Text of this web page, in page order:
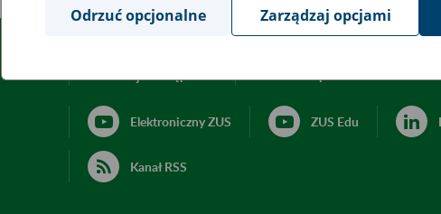
Elektroniczny ZUS ZUS Edu
Kanał RSS
Odrzuć opcjonalne Zarządzaj opcjami